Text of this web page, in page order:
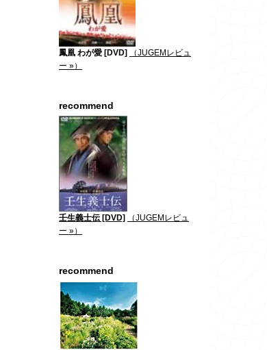
鳳凰 わが愛 [DVD]
（JUGEMレビュ
ー »）
recommend
壬生義士伝 [DVD]
（JUGEMレビュ
ー »）
recommend